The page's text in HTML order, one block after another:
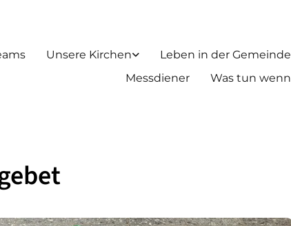
Unsere Kirchen Leben in der Gemeinde
Messdiener
Was tun wenn